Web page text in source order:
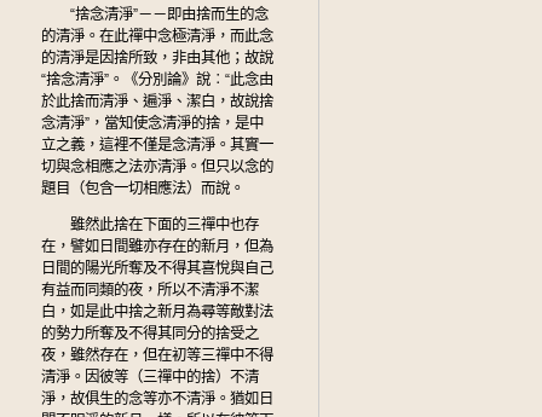
“捨念清淨”－－即由捨而生的念
的清淨。在此禪中念極清淨，而此念
的清淨是因捨所致，非由其他；故說
“捨念清淨”。《分別論》說︰“此念由
於此捨而清淨、遍淨、潔白，故說捨
念清淨”，當知使念清淨的捨，是中
立之義，這裡不僅是念清淨。其實一
切與念相應之法亦清淨。但只以念的
題目（包含一切相應法）而說。
雖然此捨在下面的三禪中也存
在，譬如日間雖亦存在的新月，但為
日間的陽光所奪及不得其喜悅與自己
有益而同類的夜，所以不清淨不潔
白，如是此中捨之新月為尋等敵對法
的勢力所奪及不得其同分的捨受之
夜，雖然存在，但在初等三禪中不得
清淨。因彼等（三禪中的捨）不清
淨，故俱生的念等亦不清淨。猶如日